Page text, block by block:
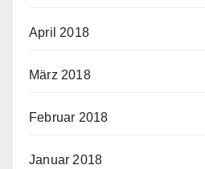
April 2018
März 2018
Februar 2018
Januar 2018